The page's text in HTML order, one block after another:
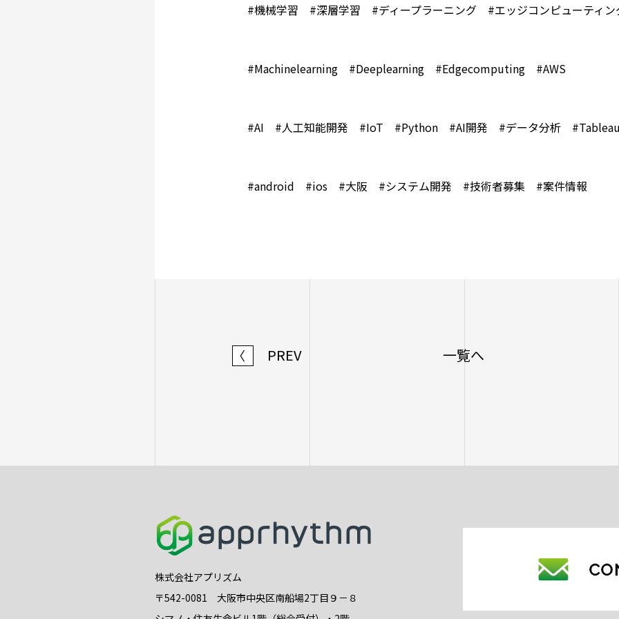
#機械学習 #深層学習 #ディープラーニング #エッジコンピューティン
#Machinelearning #Deeplearning #Edgecomputing #AWS
#AI #人工知能開発 #IoT #Python #AI開発 #データ分析
#android #ios #大阪 #システム開発 #技術者募集 #案件情報
〈 PREV 一覧へ
株式会社アプリズム
〒542-0081 大阪市中央区南船場2丁目９－８